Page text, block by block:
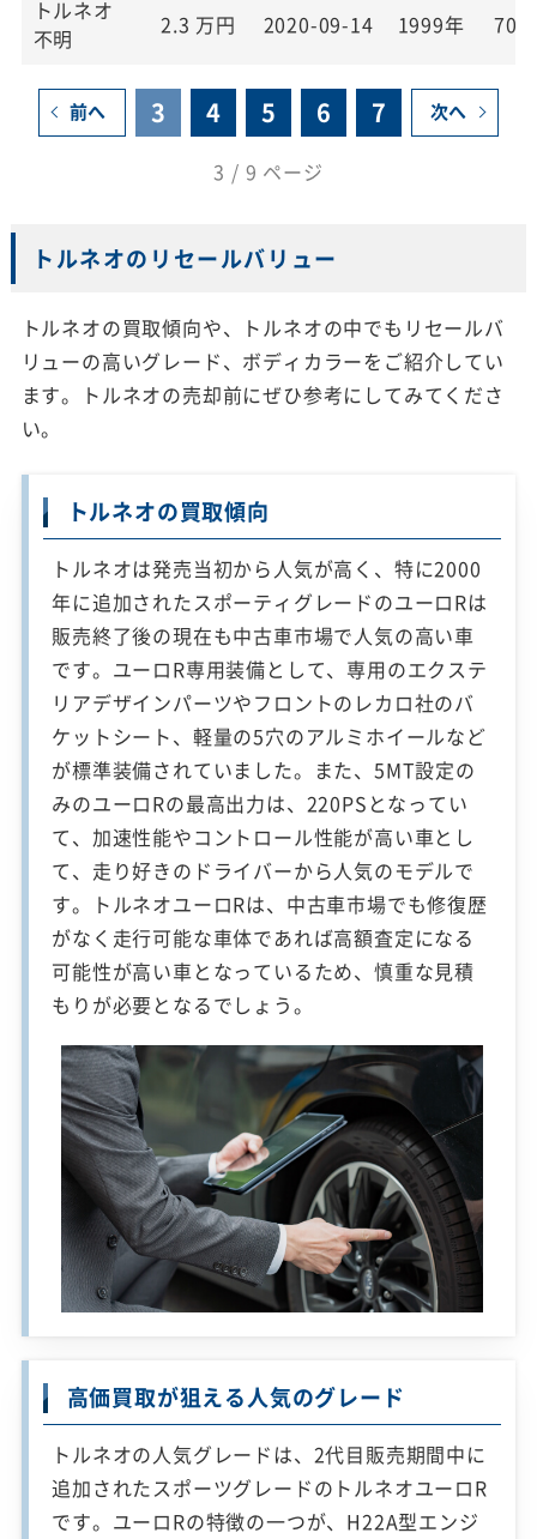
トルネオ
不明
2.3 万円 2020-09-14 1999年
前へ 3 4 5 6 7 次へ
3 / 9 ページ
トルネオのリセールバリュー
トルネオの買取傾向や、トルネオの中でもリセールバ
リューの高いグレード、ボディカラーをご紹介してい
ます。トルネオの売却前にぜひ参考にしてみてくださ
い。
トルネオの買取傾向
トルネオは発売当初から人気が高く、特に2000
年に追加されたスポーティグレードのユーロRは
販売終了後の現在も中古車市場で人気の高い車
です。ユーロR専用装備として、専用のエクステ
リアデザインパーツやフロントのレカロ社のバ
ケットシート、軽量の5穴のアルミホイールなど
が標準装備されていました。また、5MT設定の
みのユーロRの最高出力は、220PSとなってい
て、加速性能やコントロール性能が高い車とし
て、走り好きのドライバーから人気のモデルで
す。トルネオユーロRは、中古車市場でも修復歴
がなく走行可能な車体であれば高額査定になる
可能性が高い車となっているため、慎重な見積
もりが必要となるでしょう。
高価買取が狙える人気のグレード
トルネオの人気グレードは、2代目販売期間中に
追加されたスポーツグレードのトルネオユーロR
です。ユーロRの特徴の一つが、H22A型エンジ